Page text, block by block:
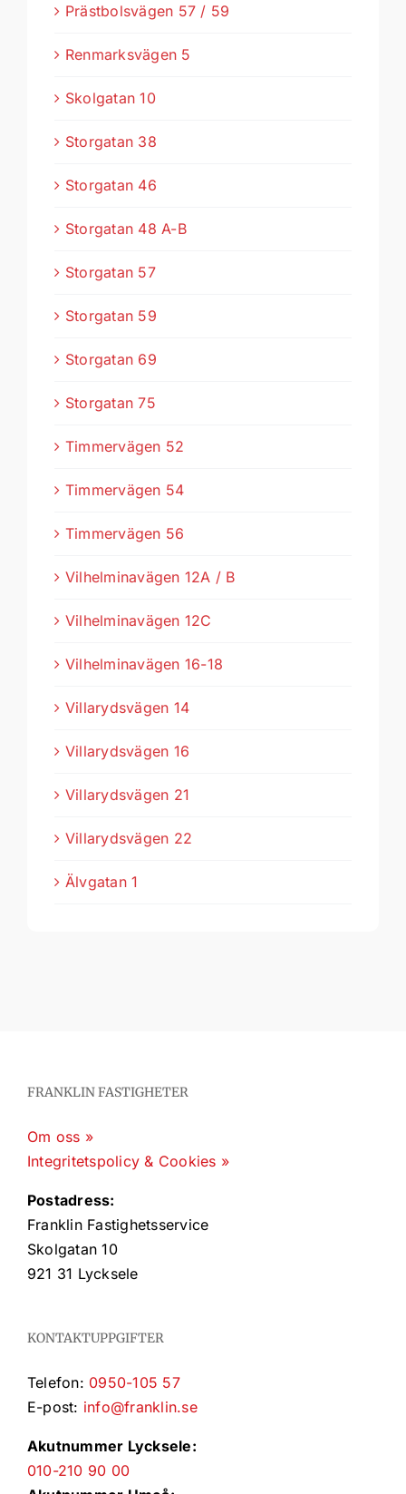
Prästbolsvägen 57 / 59
Renmarksvägen 5
Skolgatan 10
Storgatan 38
Storgatan 46
Storgatan 48 A-B
Storgatan 57
Storgatan 59
Storgatan 69
Storgatan 75
Timmervägen 52
Timmervägen 54
Timmervägen 56
Vilhelminavägen 12A / B
Vilhelminavägen 12C
Vilhelminavägen 16-18
Villarydsvägen 14
Villarydsvägen 16
Villarydsvägen 21
Villarydsvägen 22
Älvgatan 1
FRANKLIN FASTIGHETER
Om oss »
Integritetspolicy & Cookies »
Postadress:
Franklin Fastighetsservice
Skolgatan 10
921 31 Lycksele
KONTAKTUPPGIFTER
Telefon: 0950-105 57
E-post: info@franklin.se
Akutnummer Lycksele:
010-210 90 00